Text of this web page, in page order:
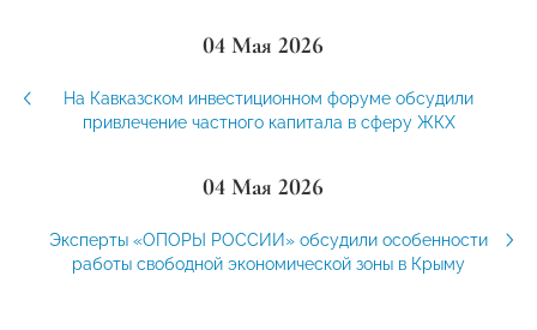
04 Мая 2026
На Кавказском инвестиционном форуме обсудили
привлечение частного капитала в сферу ЖКХ
04 Мая 2026
Эксперты «ОПОРЫ РОССИИ» обсудили особенности
работы свободной экономической зоны в Крыму